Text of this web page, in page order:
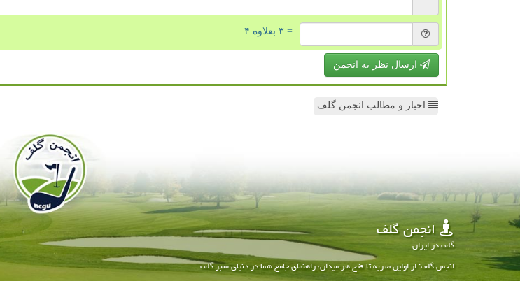
= ۳ بعلاوه ۴
ارسال نظر به انجمن
اخبار و مطالب انجمن گلف
انجمن گلف
گلف در ایران
انجمن گلف: از اولین ضربه تا فتح هر میدان، راهنمای جامع شما در دنیای سبز گلف